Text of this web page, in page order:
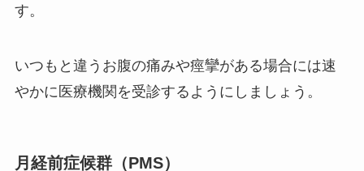
す。
いつもと違うお腹の痛みや痙攣がある場合には速
やかに医療機関を受診するようにしましょう。
月経前症候群（PMS）